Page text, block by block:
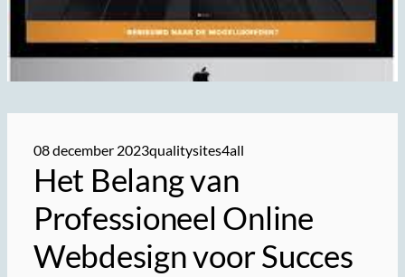
08 december 2023qualitysites4all
Het Belang van
Professioneel Online
Webdesign voor Succes